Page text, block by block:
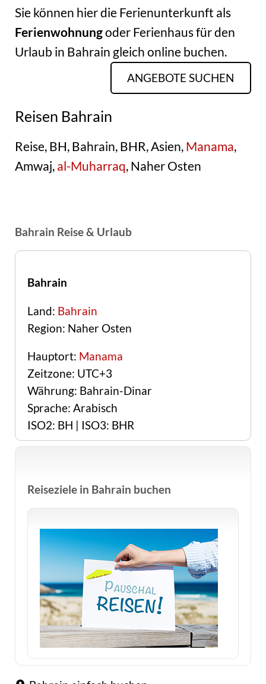
Sie können hier die Ferienunterkunft als
Ferienwohnungoder Ferienhaus für den
Urlaub in Bahrain gleich online buchen.
ANGEBOTE SUCHEN
Reisen Bahrain
Reise, BH, Bahrain, BHR, Asien,Manama,
Amwaj,al-Muharraq, Naher Osten
Bahrain Reise & Urlaub
Bahrain
Land: Bahrain
Region: Naher Osten
Hauptort: Manama
Zeitzone: UTC+3
Währung: Bahrain-Dinar
Sprache: Arabisch
ISO2: BH | ISO3: BHR
Reiseziele in Bahrain buchen